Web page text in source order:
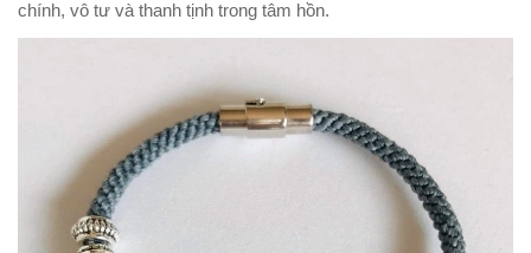
chính, vô tư và thanh tịnh trong tâm hồn.